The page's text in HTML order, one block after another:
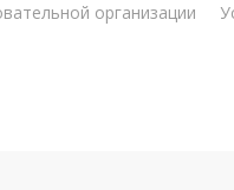
организации